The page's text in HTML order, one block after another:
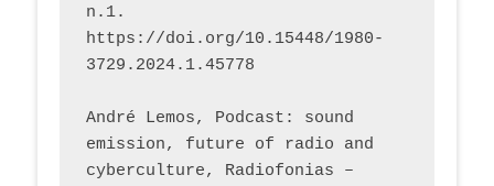
n.1.
https://doi.org/10.15448/1980-
3729.2024.1.45778
André Lemos, Podcast: sound
emission, future of radio and
cyberculture, Radiofonias –